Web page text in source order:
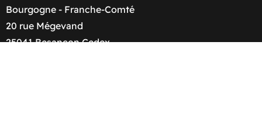
Bourgogne - Franche-Comté
20 rue Mégevand
25041 Besançon Cedex